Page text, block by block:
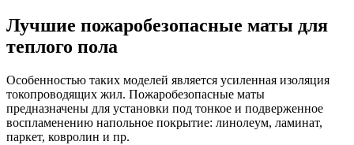
Лучшие пожаробезопасные маты для
теплого пола
Особенностью таких моделей является усиленная изоляция
токопроводящих жил. Пожаробезопасные маты
предназначены для установки под тонкое и подверженное
воспламенению напольное покрытие: линолеум, ламинат,
паркет, ковролин и пр.